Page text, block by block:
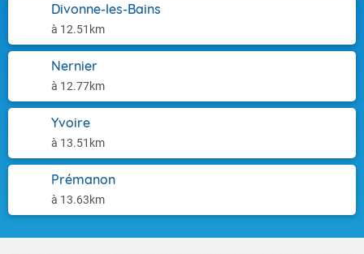
Divonne-les-Bains
à 12.51km
Nernier
à 12.77km
Yvoire
à 13.51km
Prémanon
à 13.63km